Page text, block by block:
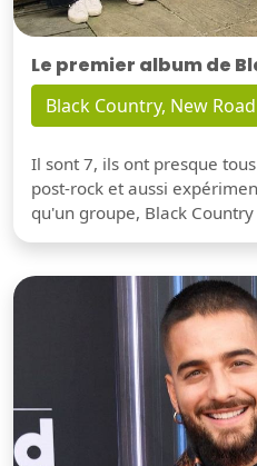
Le premier album de
Black Country, New Road
Il sont 7, ils ont presque
post-rock et aussi
qu'un groupe, Black